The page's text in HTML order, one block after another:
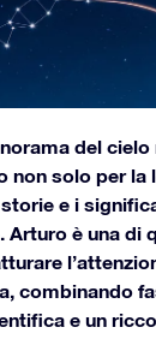
del
non solo per la
e i
Arturo è una di
combinando
e un